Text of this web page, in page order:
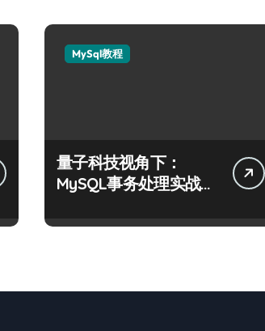
MySql教程
量子科技视角下：
MySQL事务处理实战精